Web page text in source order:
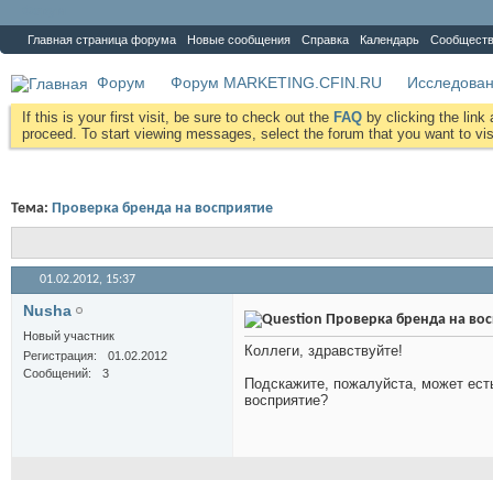
Главная страница форума Новые сообщения Справка Календарь
Форум Форум MARKETING.CFIN.RU
If this is your first visit, be sure to check out the FAQ by clicking the link
proceed. To start viewing messages, select the forum that you want to
Тема: Проверка бренда на восприятие
01.02.2012, 15:37
Nusha
Новый участник
Регистрация
01.02.2012
Сообщений
3
Проверка бренда на
Коллеги, здравствуйте!
Подскажите, пожалуйста, может
восприятие?